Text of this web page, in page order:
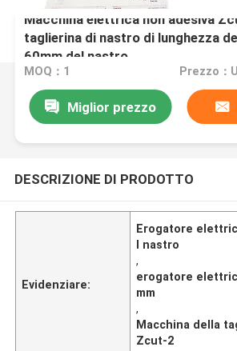
Macchina elettrica non adesiva
taglierina di nastro di lunghezza
60mm del nastro
MOQ：1 Prezzo：
Miglior prezzo
DESCRIZIONE DI PRODOTTO
Evidenziare:
Erogatore
l nastro
,
erogatore
mm
,
Macchina della
Zcut-2